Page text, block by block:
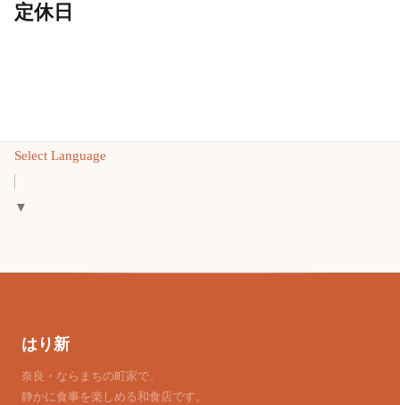
定休日
Select Language
▼
はり新
奈良・ならまちの町家で、
静かに食事を楽しめる和食店です。